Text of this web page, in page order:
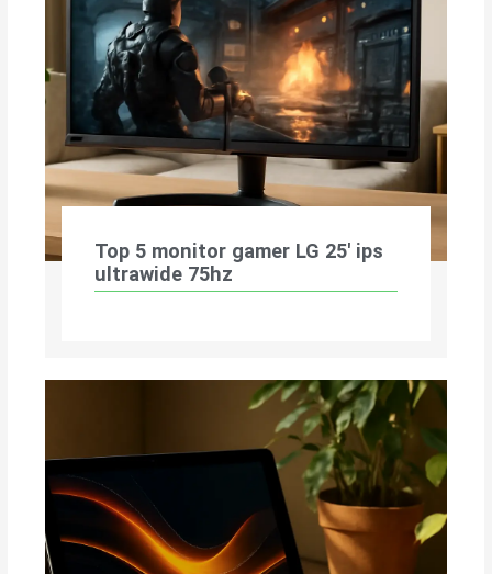
Top 5 monitor gamer LG 25′ ips
ultrawide 75hz